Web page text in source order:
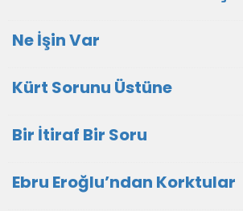
Ne İşin Var
Kürt Sorunu Üstüne
Bir İtiraf Bir Soru
Ebru Eroğlu’ndan Korktular